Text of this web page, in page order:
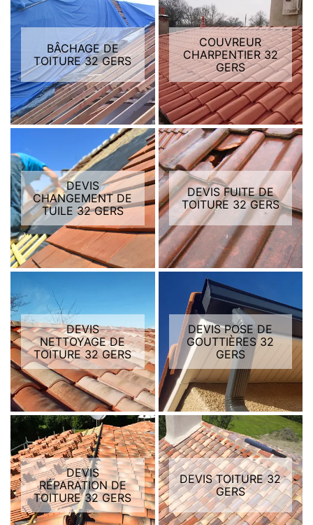
BÂCHAGE DE
TOITURE 32 GERS
COUVREUR
CHARPENTIER 32
GERS
DEVIS
CHANGEMENT DE
TUILE 32 GERS
DEVIS FUITE DE
TOITURE 32 GERS
DEVIS
NETTOYAGE DE
TOITURE 32 GERS
DEVIS POSE DE
GOUTTIÈRES 32
GERS
DEVIS
RÉPARATION DE
TOITURE 32 GERS
DEVIS TOITURE 32
GERS